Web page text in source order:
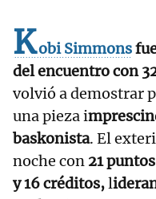
Kobi Simmons
del encuentro con
volvió a demostrar
una pieza i
baskonista. El
noche con 21
y 16 créditos,l